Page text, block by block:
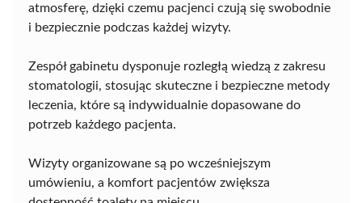
atmosferę, dzięki czemu pacjenci czują się swobodnie
i bezpiecznie podczas każdej wizyty.
Zespół gabinetu dysponuje rozległą wiedzą z zakresu
stomatologii, stosując skuteczne i bezpieczne metody
leczenia, które są indywidualnie dopasowane do
potrzeb każdego pacjenta.
Wizyty organizowane są po wcześniejszym
umówieniu, a komfort pacjentów zwiększa